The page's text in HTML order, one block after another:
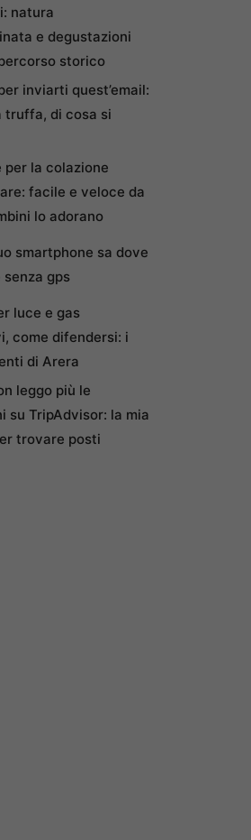
natura
e degustazioni
storico
inviarti quest’email:
truffa, di cosa si
per la colazione
facile e veloce da
lo adorano
smartphone sa dove
senza gps
luce e gas
come difendersi: i
di Arera
leggo più le
su TripAdvisor: la mia
trovare posti